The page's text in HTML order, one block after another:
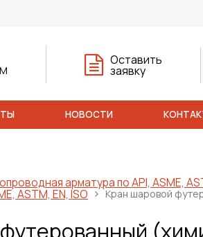
Оставить
заявку
НОВОСТИ
арматура по API, ASME,
ASTM, EN, ISO Кран шаровой